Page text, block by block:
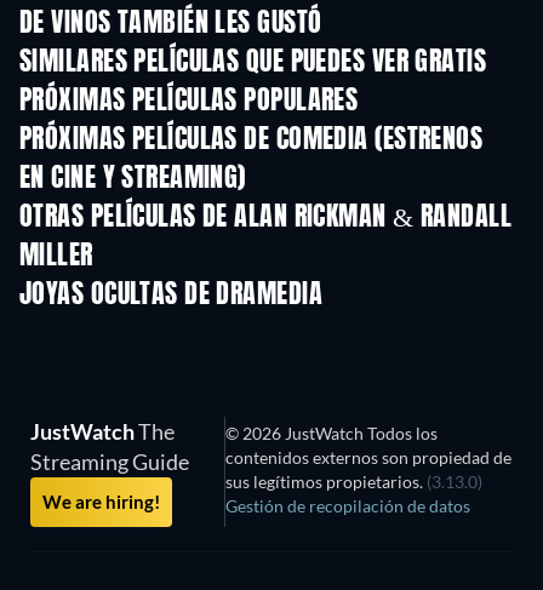
DE VINOS TAMBIÉN LES GUSTÓ
SIMILARES PELÍCULAS QUE PUEDES VER GRATIS
PRÓXIMAS PELÍCULAS POPULARES
PRÓXIMAS PELÍCULAS DE COMEDIA (ESTRENOS
EN CINE Y STREAMING)
OTRAS PELÍCULAS DE ALAN RICKMAN & RANDALL
MILLER
JOYAS OCULTAS DE DRAMEDIA
JustWatchThe
Streaming Guide
We are hiring!
© 2026 JustWatch Todos los
contenidos externos son propiedad de
sus legítimos propietarios. (3.13.0)
Gestión de recopilación de datos